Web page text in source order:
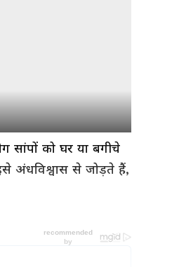
सांपों को घर या बगीचे
अंधविश्वास से जोड़ते हैं,